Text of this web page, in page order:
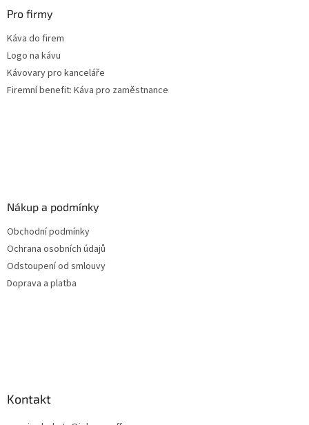
Pro firmy
Káva do firem
Logo na kávu
Kávovary pro kanceláře
Firemní benefit: Káva pro zaměstnance
Nákup a podmínky
Obchodní podmínky
Ochrana osobních údajů
Odstoupení od smlouvy
Doprava a platba
Kontakt